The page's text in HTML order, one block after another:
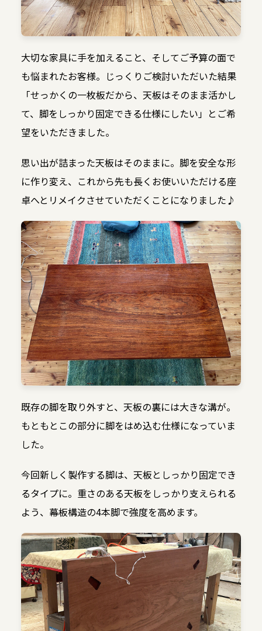
大切な家具に手を加えること、そしてご予算の面で
も悩まれたお客様。じっくりご検討いただいた結果
「せっかくの一枚板だから、天板はそのまま活かし
て、脚をしっかり固定できる仕様にしたい」とご希
望をいただきました。
思い出が詰まった天板はそのままに。脚を安全な形
に作り変え、これから先も長くお使いいただける座
卓へとリメイクさせていただくことになりました♪
既存の脚を取り外すと、天板の裏には大きな溝が。
もともとこの部分に脚をはめ込む仕様になっていま
した。
今回新しく製作する脚は、天板としっかり固定でき
るタイプに。重さのある天板をしっかり支えられる
よう、幕板構造の4本脚で強度を高めます。